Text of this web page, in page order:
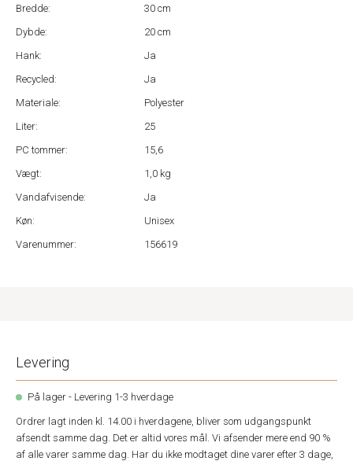
Bredde:
30 cm
Dybde:
20 cm
Hank:
Ja
Recycled:
Ja
Materiale:
Polyester
Liter:
25
PC tommer:
15,6
Vægt:
1,0 kg
Vandafvisende:
Ja
Køn:
Unisex
Varenummer:
156619
Levering
På lager - Levering 1-3 hverdage
Ordrer lagt inden kl. 14.00 i hverdagene, bliver som udgangspunkt
afsendt samme dag. Det er altid vores mål. Vi afsender mere end 90 %
af alle varer samme dag. Har du ikke modtaget dine varer efter 3 dage,